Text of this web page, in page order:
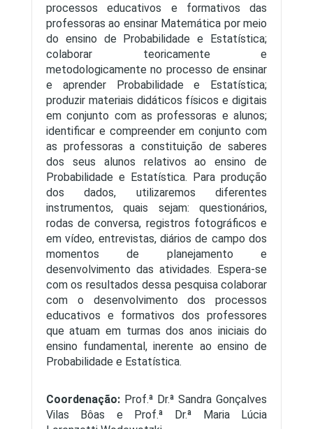
processos educativos e formativos das
professoras ao ensinar Matemática por meio
do ensino de Probabilidade e Estatística;
colaborar teoricamente e
metodologicamente no processo de ensinar
e aprender Probabilidade e Estatística;
produzir materiais didáticos físicos e digitais
em conjunto com as professoras e alunos;
identificar e compreender em conjunto com
as professoras a constituição de saberes
dos seus alunos relativos ao ensino de
Probabilidade e Estatística. Para produção
dos dados, utilizaremos diferentes
instrumentos, quais sejam: questionários,
rodas de conversa, registros fotográficos e
em vídeo, entrevistas, diários de campo dos
momentos de planejamento e
desenvolvimento das atividades. Espera-se
com os resultados dessa pesquisa colaborar
com o desenvolvimento dos processos
educativos e formativos dos professores
que atuam em turmas dos anos iniciais do
ensino fundamental, inerente ao ensino de
Probabilidade e Estatística.
Coordenação:Prof.ª Dr.ª Sandra Gonçalves
Vilas Bôas e Prof.ª Dr.ª Maria Lúcia